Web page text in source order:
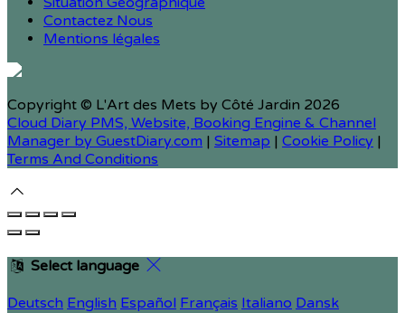
Contactez Nous
Mentions légales
Copyright © L'Art des Mets by Côté Jardin 2026
Cloud Diary PMS, Website, Booking Engine & Channel
Manager by GuestDiary.com | Sitemap | Cookie Policy |
Terms And Conditions
Select language
Deutsch English Español Français Italiano Dansk